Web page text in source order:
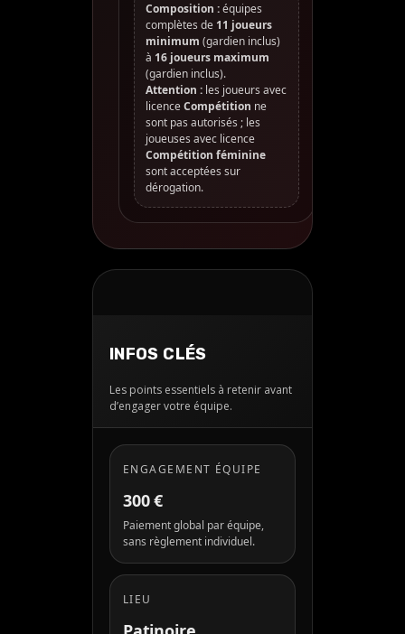
Composition :équipes
complètes de 11 joueurs
minimum (gardien inclus)
à 16 joueurs maximum
(gardien inclus).
Attention : les joueurs avec
licenceCompétition ne
sont pas autorisés ; les
joueuses avec licence
Compétition féminine
sont acceptées sur
dérogation.
INFOS CLÉS
Les points essentiels à retenir avant
d’engager votre équipe.
ENGAGEMENT ÉQUIPE
300 €
Paiement global par équipe,
sans règlement individuel.
LIEU